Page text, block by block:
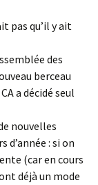
pas qu’il y ait
des
berceau
a décidé seul
nouvelles
d’année : si on
(car en cours
déjà un mode